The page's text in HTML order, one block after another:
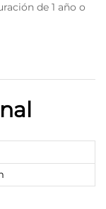
de 1 año o